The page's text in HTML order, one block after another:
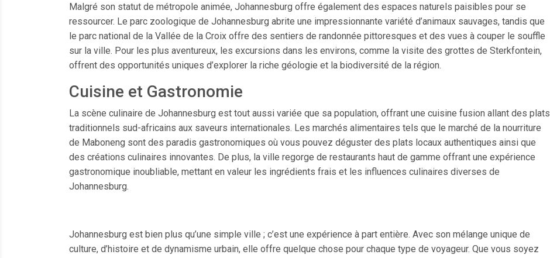
Malgré son statut de métropole animée, Johannesburg offre également des espaces naturels paisibles pour se
ressourcer. Le parc zoologique de Johannesburg abrite une impressionnante variété d’animaux sauvages, tandis que
le parc national de la Vallée de la Croix offre des sentiers de randonnée pittoresques et des vues à couper le souffle
sur la ville. Pour les plus aventureux, les excursions dans les environs, comme la visite des grottes de Sterkfontein,
offrent des opportunités uniques d’explorer la riche géologie et la biodiversité de la région.
Cuisine et Gastronomie
La scène culinaire de Johannesburg est tout aussi variée que sa population, offrant une cuisine fusion allant des plats
traditionnels sud-africains aux saveurs internationales. Les marchés alimentaires tels que le marché de la nourriture
de Maboneng sont des paradis gastronomiques où vous pouvez déguster des plats locaux authentiques ainsi que
des créations culinaires innovantes. De plus, la ville regorge de restaurants haut de gamme offrant une expérience
gastronomique inoubliable, mettant en valeur les ingrédients frais et les influences culinaires diverses de
Johannesburg.
Johannesburg est bien plus qu’une simple ville ; c’est une expérience à part entière. Avec son mélange unique de
culture, d’histoire et de dynamisme urbain, elle offre quelque chose pour chaque type de voyageur. Que vous soyez